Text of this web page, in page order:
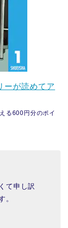
ーが読めてア
る600円分のポイ
て申し訳
。